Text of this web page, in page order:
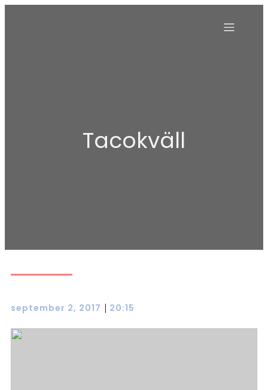
Tacokväll
september 2, 2017 | 20:15